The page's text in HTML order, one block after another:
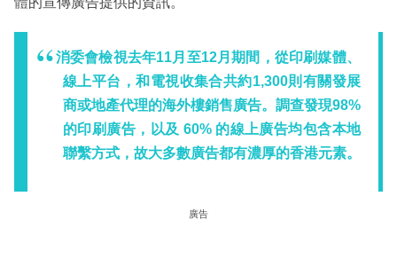
消委會檢視去年11月至12月期間，從印刷媒體、
線上平台，和電視收集合共約1,300則有關發展
商或地產代理的海外樓銷售廣告。調查發現98%
的印刷廣告，以及 60% 的線上廣告均包含本地
聯繫方式，故大多數廣告都有濃厚的香港元素。
廣告